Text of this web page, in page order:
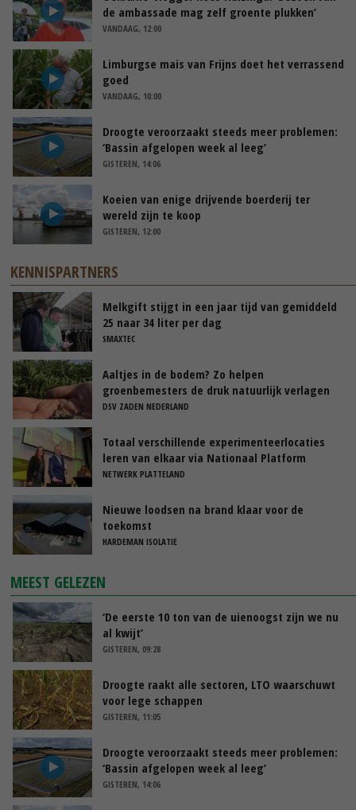
de ambassade mag zelf groente plukken’
VANDAAG, 12:00
Limburgse mais van Frijns doet het verrassend
goed
VANDAAG, 10:00
Droogte veroorzaakt steeds meer problemen:
‘Bassin afgelopen week al leeg’
GISTEREN, 14:06
Koeien van enige drijvende boerderij ter
wereld zijn te koop
GISTEREN, 12:00
KENNISPARTNERS
Melkgift stijgt in een jaar tijd van gemiddeld
25 naar 34 liter per dag
SMAXTEC
Aaltjes in de bodem? Zo helpen
groenbemesters de druk natuurlijk verlagen
DSV ZADEN NEDERLAND
Totaal verschillende experimenteerlocaties
leren van elkaar via Nationaal Platform
NETWERK PLATTELAND
Nieuwe loodsen na brand klaar voor de
toekomst
HARDEMAN ISOLATIE
MEEST GELEZEN
‘De eerste 10 ton van de uienoogst zijn we nu
al kwijt’
GISTEREN, 09:28
Droogte raakt alle sectoren, LTO waarschuwt
voor lege schappen
GISTEREN, 11:05
Droogte veroorzaakt steeds meer problemen:
‘Bassin afgelopen week al leeg’
GISTEREN, 14:06